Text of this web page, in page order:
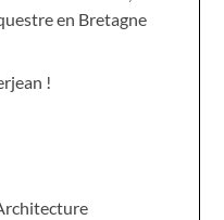
en Bretagne
!